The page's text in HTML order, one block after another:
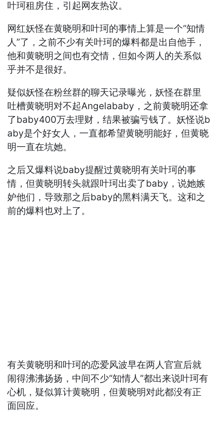
叶珂租房住，引起网友热议。
网红妖怪在黄晓明和叶珂的事情上算是一个“知情
人”了，之前不少有关叶珂的爆料都是出自他手，
他和黄晓明之间也有交情，但如今两人的关系似
乎并不是很好。
疑似妖怪在粉丝群的聊天记录曝光，妖怪在群里
吐槽黄晓明对不起Angelababy，之前黄晓明还拿
了baby400万去理财，结果被骗亏钱了。妖怪说b
aby是个好女人，一直都希望黄晓明能好，但黄晓
明一直在坑她。
之后又爆料说baby提醒过黄晓明有关叶珂的事
情，但黄晓明转头就跟叶珂出卖了baby，说她嫉
妒他们，导致那之后baby的黑料满天飞。这和之
前的爆料也对上了。
有关黄晓明和叶珂的恋爱风波早在两人官宣后就
闹得沸沸扬扬，中间不少“知情人”都出来说叶珂有
心机，疑似算计黄晓明，但黄晓明对此都没有正
面回应。